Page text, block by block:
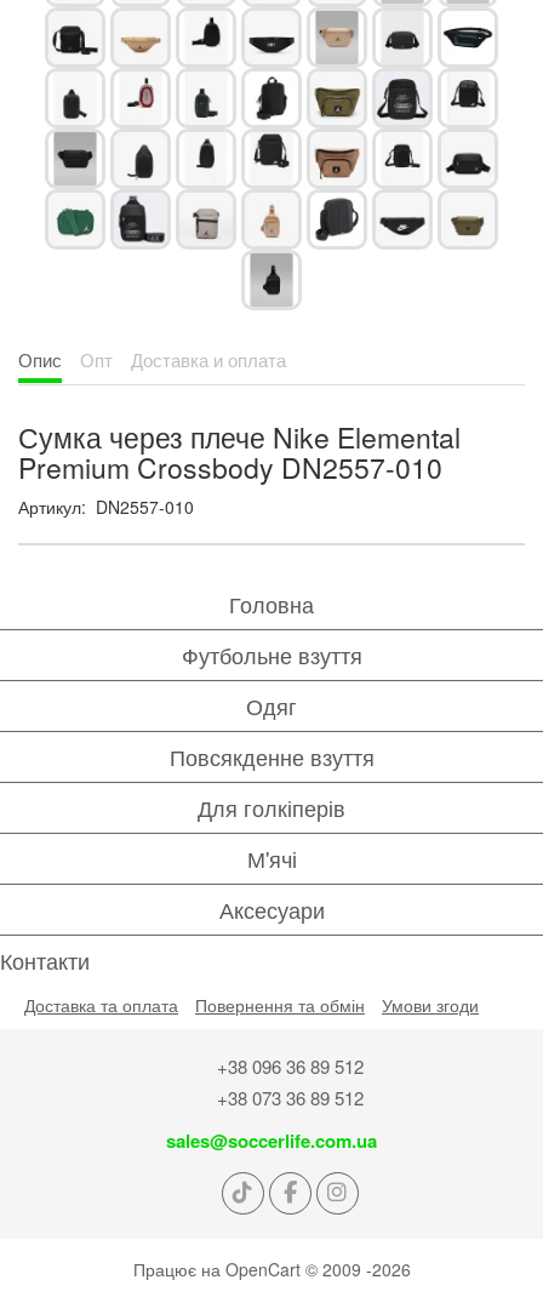
Опис Опт Доставка и оплата
Сумка через плече Nike Elemental
Premium Crossbody DN2557-010
Артикул: DN2557-010
Головна
Футбольне взуття
Одяг
Повсякденне взуття
Для голкіперів
М'ячі
Аксесуари
Контакти
Доставка та оплата Повернення та обмін Умови згоди
Працює на OpenCart© 2009 -2026
+38 096 36 89 512
+38 073 36 89 512
sales@soccerlife.com.ua